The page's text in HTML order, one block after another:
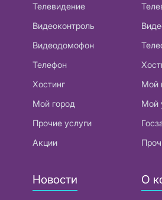
Телевидение
Видеоконтроль
Видеодомофон
Телефон
Хостинг
Мой город
Прочие услуги
Акции
Мой
Мой
Новости О